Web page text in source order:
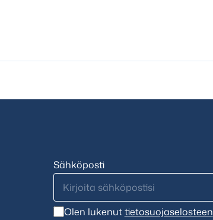
Sähköposti
Olen lukenuttietosuojaselosteen